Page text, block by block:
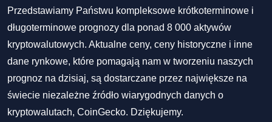
Przedstawiamy Państwu kompleksowe krótkoterminowe i
długoterminowe prognozy dla ponad 8 000 aktywów
kryptowalutowych. Aktualne ceny, ceny historyczne i inne
dane rynkowe, które pomagają nam w tworzeniu naszych
prognoz na dzisiaj, są dostarczane przez największe na
świecie niezależne źródło wiarygodnych danych o
kryptowalutach, CoinGecko. Dziękujemy.